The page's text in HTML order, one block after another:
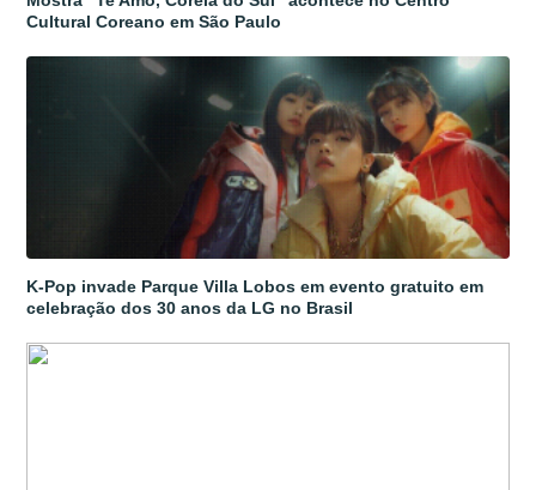
Cultural Coreano em São Paulo
K-Pop invade Parque Villa Lobos em evento gratuito em
celebração dos 30 anos da LG no Brasil